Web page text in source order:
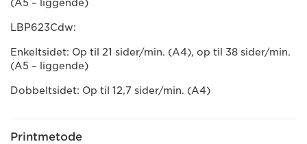
(A5 – liggende)
LBP623Cdw:
Enkeltsidet: Op til 21 sider/min. (A4), op til 38 sider/min.
(A5 – liggende)
Dobbeltsidet: Op til 12,7 sider/min. (A4)
Printmetode